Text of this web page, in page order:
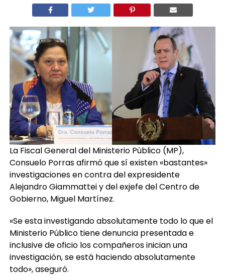
La Fiscal General del Ministerio Público (MP),
Consuelo Porras afirmó que sí existen «bastantes»
investigaciones en contra del expresidente
Alejandro Giammattei y del exjefe del Centro de
Gobierno, Miguel Martínez.
«Se esta investigando absolutamente todo lo que el
Ministerio Público tiene denuncia presentada e
inclusive de oficio los compañeros inician una
investigación, se está haciendo absolutamente
todo», aseguró.